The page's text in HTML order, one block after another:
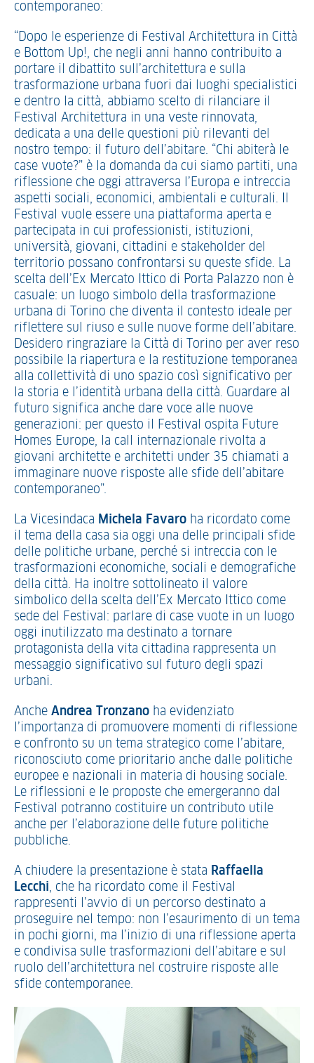
contemporaneo:
“Dopo le esperienze di Festival Architettura in Città
e Bottom Up!, che negli anni hanno contribuito a
portare il dibattito sull’architettura e sulla
trasformazione urbana fuori dai luoghi specialistici
e dentro la città, abbiamo scelto di rilanciare il
Festival Architettura in una veste rinnovata,
dedicata a una delle questioni più rilevanti del
nostro tempo: il futuro dell’abitare. “Chi abiterà le
case vuote?” è la domanda da cui siamo partiti, una
riflessione che oggi attraversa l’Europa e intreccia
aspetti sociali, economici, ambientali e culturali. Il
Festival vuole essere una piattaforma aperta e
partecipata in cui professionisti, istituzioni,
università, giovani, cittadini e stakeholder del
territorio possano confrontarsi su queste sfide. La
scelta dell’Ex Mercato Ittico di Porta Palazzo non è
casuale: un luogo simbolo della trasformazione
urbana di Torino che diventa il contesto ideale per
riflettere sul riuso e sulle nuove forme dell’abitare.
Desidero ringraziare la Città di Torino per aver reso
possibile la riapertura e la restituzione temporanea
alla collettività di uno spazio così significativo per
la storia e l’identità urbana della città. Guardare al
futuro significa anche dare voce alle nuove
generazioni: per questo il Festival ospita Future
Homes Europe, la call internazionale rivolta a
giovani architette e architetti under 35 chiamati a
immaginare nuove risposte alle sfide dell’abitare
contemporaneo”.
La Vicesindaca Michela Favaro ha ricordato come
il tema della casa sia oggi una delle principali sfide
delle politiche urbane, perché si intreccia con le
trasformazioni economiche, sociali e demografiche
della città. Ha inoltre sottolineato il valore
simbolico della scelta dell’Ex Mercato Ittico come
sede del Festival: parlare di case vuote in un luogo
oggi inutilizzato ma destinato a tornare
protagonista della vita cittadina rappresenta un
messaggio significativo sul futuro degli spazi
urbani.
Anche Andrea Tronzano ha evidenziato
l’importanza di promuovere momenti di riflessione
e confronto su un tema strategico come l’abitare,
riconosciuto come prioritario anche dalle politiche
europee e nazionali in materia di housing sociale.
Le riflessioni e le proposte che emergeranno dal
Festival potranno costituire un contributo utile
anche per l’elaborazione delle future politiche
pubbliche.
A chiudere la presentazione è stata Raffaella
Lecchi, che ha ricordato come il Festival
rappresenti l’avvio di un percorso destinato a
proseguire nel tempo: non l’esaurimento di un tema
in pochi giorni, ma l’inizio di una riflessione aperta
e condivisa sulle trasformazioni dell’abitare e sul
ruolo dell’architettura nel costruire risposte alle
sfide contemporanee.